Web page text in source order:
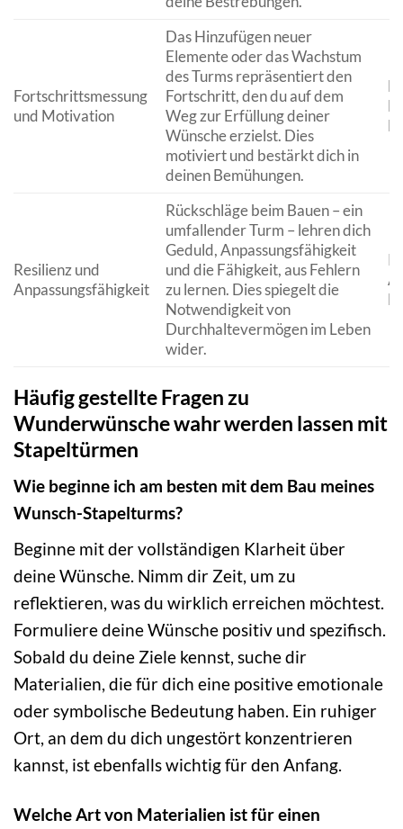
Fortschrittsmessung
und Motivation
Das Hinzufügen neuer
Elemente oder das Wachstum
des Turms repräsentiert den
Fortschritt, den du auf dem
Weg zur Erfüllung deiner
Wünsche erzielst. Dies
motiviert und bestärkt dich in
deinen Bemühungen.
Resilienz und
Anpassungsfähigkeit
Rückschläge beim Bauen – ein
umfallender Turm – lehren dich
Geduld, Anpassungsfähigkeit
und die Fähigkeit, aus Fehlern
zu lernen. Dies spiegelt die
Notwendigkeit von
Durchhaltevermögen im Leben
wider.
Häufig gestellte Fragen zu
Wunderwünsche wahr werden lassen mit
Stapeltürmen
Wie beginne ich am besten mit dem Bau meines
Wunsch-Stapelturms?
Beginne mit der vollständigen Klarheit über
deine Wünsche. Nimm dir Zeit, um zu
reflektieren, was du wirklich erreichen möchtest.
Formuliere deine Wünsche positiv und spezifisch.
Sobald du deine Ziele kennst, suche dir
Materialien, die für dich eine positive emotionale
oder symbolische Bedeutung haben. Ein ruhiger
Ort, an dem du dich ungestört konzentrieren
kannst, ist ebenfalls wichtig für den Anfang.
Welche Art von Materialien ist für einen